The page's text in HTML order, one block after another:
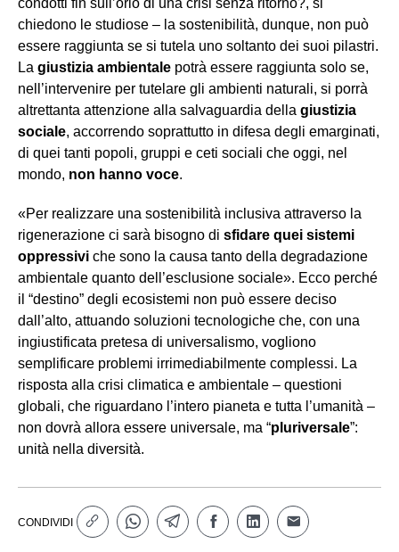
condotti fin sull’orlo di una crisi senza ritorno?, si
chiedono le studiose – la sostenibilità, dunque, non può
essere raggiunta se si tutela uno soltanto dei suoi pilastri.
La giustizia ambientale potrà essere raggiunta solo se,
nell’intervenire per tutelare gli ambienti naturali, si porrà
altrettanta attenzione alla salvaguardia della giustizia
sociale, accorrendo soprattutto in difesa degli emarginati,
di quei tanti popoli, gruppi e ceti sociali che oggi, nel
mondo, non hanno voce.
«Per realizzare una sostenibilità inclusiva attraverso la
rigenerazione ci sarà bisogno di sfidare quei sistemi
oppressivi che sono la causa tanto della degradazione
ambientale quanto dell’esclusione sociale». Ecco perché
il “destino” degli ecosistemi non può essere deciso
dall’alto, attuando soluzioni tecnologiche che, con una
ingiustificata pretesa di universalismo, vogliono
semplificare problemi irrimediabilmente complessi. La
risposta alla crisi climatica e ambientale – questioni
globali, che riguardano l’intero pianeta e tutta l’umanità –
non dovrà allora essere universale, ma “pluriversale”:
unità nella diversità.
CONDIVIDI